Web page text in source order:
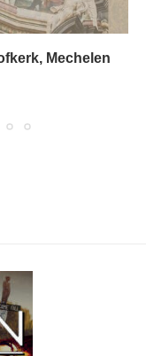
Mechelen